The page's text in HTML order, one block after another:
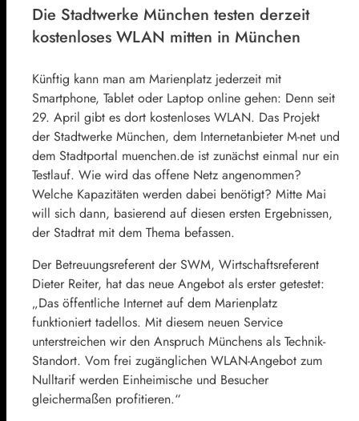
Die Stadtwerke München testen derzeit
kostenloses WLAN mitten in München
Künftig kann man am Marienplatz jederzeit mit
Smartphone, Tablet oder Laptop online gehen: Denn seit
29. April gibt es dort kostenloses WLAN. Das Projekt
der Stadtwerke München, dem Internetanbieter M-net und
dem Stadtportal muenchen.de ist zunächst einmal nur ein
Testlauf. Wie wird das offene Netz angenommen?
Welche Kapazitäten werden dabei benötigt? Mitte Mai
will sich dann, basierend auf diesen ersten Ergebnissen,
der Stadtrat mit dem Thema befassen.
Der Betreuungsreferent der SWM, Wirtschaftsreferent
Dieter Reiter, hat das neue Angebot als erster getestet:
„Das öffentliche Internet auf dem Marienplatz
funktioniert tadellos. Mit diesem neuen Service
unterstreichen wir den Anspruch Münchens als Technik-
Standort. Vom frei zugänglichen WLAN-Angebot zum
Nulltarif werden Einheimische und Besucher
gleichermaßen profitieren.“